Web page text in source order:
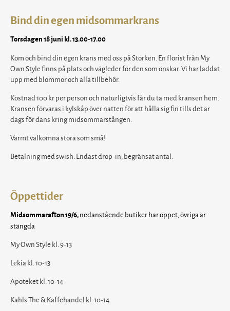
Bind din egen midsommarkrans
Torsdagen 18 juni kl. 13.00-17.00
Kom och bind din egen krans med oss på Storken. En florist från My
Own Style finns på plats och vägleder för den som önskar. Vi har laddat
upp med blommor och alla tillbehör.
Kostnad 100 kr per person och naturligtvis får du ta med kransen hem.
Kransen förvaras i kylskåp över natten för att hålla sig fin tills det är
dags för dans kring midsommarstången.
Varmt välkomna stora som små!
Betalning med swish. Endast drop-in, begränsat antal.
Öppettider
Midsommarafton 19/6,nedanstående butiker har öppet, övriga är
stängda
My Own Style kl. 9-13
Lekia kl. 10-13
Apoteket kl. 10-14
Kahls The & Kaffehandel kl. 10-14